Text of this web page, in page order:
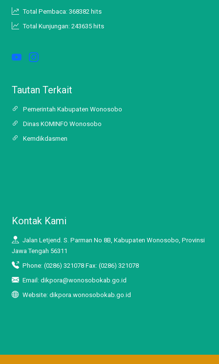
Total Pembaca: 368382 hits
Total Kunjungan: 243635 hits
Tautan Terkait
Pemerintah Kabupaten Wonosobo
Dinas KOMINFO Wonosobo
Kemdikdasmen
Kontak Kami
Jalan Letjend. S. Parman No 8B, Kabupaten Wonosobo, Provinsi
Jawa Tengah 56311
Phone: (0286) 321078 Fax: (0286) 321078
Email: dikpora@wonosobokab.go.id
Website: dikpora.wonosobokab.go.id